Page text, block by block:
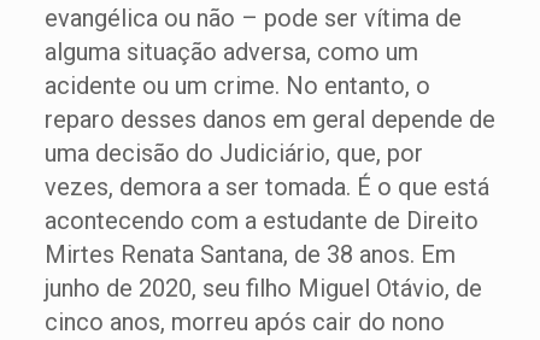
evangélica ou não – pode ser vítima de
alguma situação adversa, como um
acidente ou um crime. No entanto, o
reparo desses danos em geral depende de
uma decisão do Judiciário, que, por
vezes, demora a ser tomada. É o que está
acontecendo com a estudante de Direito
Mirtes Renata Santana, de 38 anos. Em
junho de 2020, seu filho Miguel Otávio, de
cinco anos, morreu após cair do nono